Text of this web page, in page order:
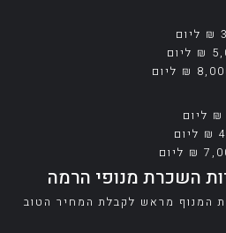
השכרת מנופי הרמה
המנוף מראש לקבלת המחיר הטוב